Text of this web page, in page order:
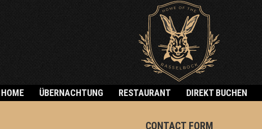
HOME ÜBERNACHTUNG RESTAURANT DIREKT BUCHEN
CONTACT FORM